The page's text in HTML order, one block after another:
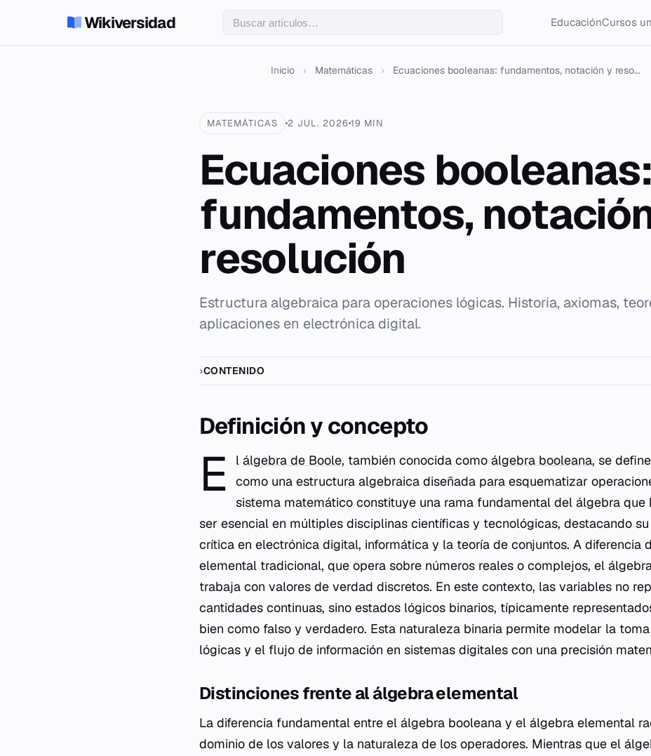
Wikiversidad EducaciónCursos
Inicio › Matemáticas › Ecuaciones booleanas: fundamentos, notación y reso...
MATEMÁTICAS 2 JUL. 2026 19 MIN
Ecuaciones booleanas:
fundamentos,
resolución
Estructura algebraica para operaciones lógicas. Historia, axiomas,
aplicaciones en electrónica digital.
CONTENIDO
Definición y concepto
E lálgebra de Boole, también conocida comoálgebra booleana, se
como una estructura algebraica diseñada para esquematizar
sistema matemático constituye una rama fundamental del álgebra que
ser esencial en múltiples disciplinas científicas y tecnológicas, destacando
crítica en electrónica digital, informática y la teoría de conjuntos. A diferencia
elemental tradicional, que opera sobre números reales o complejos, el
trabaja con valores de verdad discretos. En este contexto, las variables no
cantidades continuas, sino estados lógicos binarios, típicamente
bien como falso y verdadero. Esta naturaleza binaria permite modelar la
lógicas y el flujo de información en sistemas digitales con una precisión
Distinciones frente al álgebra elemental
La diferencia fundamental entre el álgebra booleana y el álgebra elemental
dominio de los valores y la naturaleza de los operadores. Mientras que el